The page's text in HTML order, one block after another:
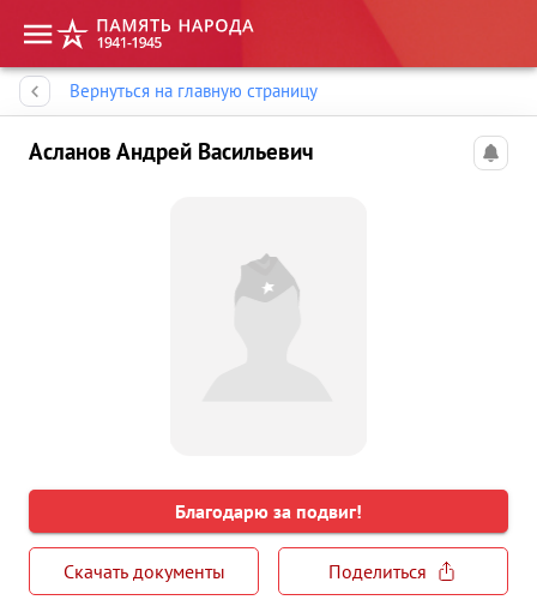
Вернуться на главную страницу
Асланов Андрей Васильевич
Благодарю за подвиг!
Скачать документы
Поделиться
Память народа